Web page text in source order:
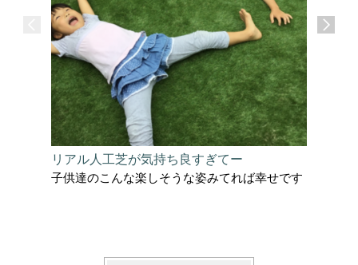
リアル人工芝が気持ち良すぎてー
子供達のこんな楽しそうな姿みてれば幸せです